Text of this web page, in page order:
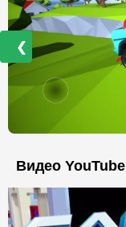
❮
Видео YouTube